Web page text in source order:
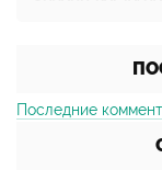
Последние